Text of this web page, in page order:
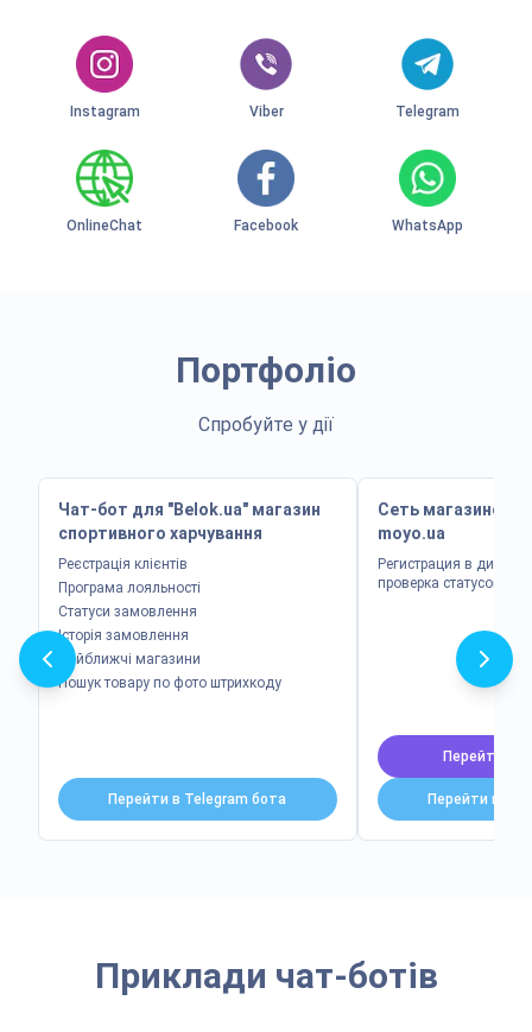
Instagram Viber Telegram
OnlineChat Facebook WhatsApp
Портфоліо
Спробуйте у дії
Чат-бот для "Belok.ua" магазин
спортивного харчування
Реєстрація клієнтів
Програма лояльності
Статуси замовлення
Історія замовлення
Найближчі магазини
Пошук товару по фото штрихкоду
Перейти в Telegram бота
Cеть магазинов и
moyo.ua
Регистрация в
проверка статусов
Перейти в
Перейти в
Приклади чат-ботів